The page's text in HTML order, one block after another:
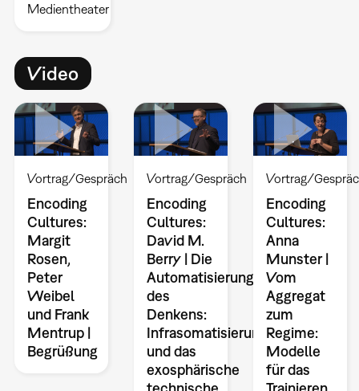
Medientheater
Video
Vortrag/Gespräch
Encoding
Cultures:
Margit
Rosen,
Peter
Weibel
und Frank
Mentrup |
Begrüßung
Vortrag/Gespräch
Encoding
Cultures:
David M.
Berry | Die
Automatisierung
des
Denkens:
Infrasomatisierung
und das
exosphärische
Vortrag/
Encoding
Cultures:
Anna
Munster |
Vom
Aggregat
zum
Regime:
Modelle
für das